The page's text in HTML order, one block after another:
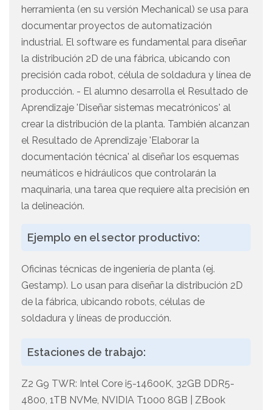
herramienta (en su versión Mechanical) se usa para
documentar proyectos de automatización
industrial. El software es fundamental para diseñar
la distribución 2D de una fábrica, ubicando con
precisión cada robot, célula de soldadura y línea de
producción. - El alumno desarrolla el Resultado de
Aprendizaje 'Diseñar sistemas mecatrónicos' al
crear la distribución de la planta. También alcanzan
el Resultado de Aprendizaje 'Elaborar la
documentación técnica' al diseñar los esquemas
neumáticos e hidráulicos que controlarán la
maquinaria, una tarea que requiere alta precisión en
la delineación.
Ejemplo en el sector productivo:
Oficinas técnicas de ingeniería de planta (ej.
Gestamp). Lo usan para diseñar la distribución 2D
de la fábrica, ubicando robots, células de
soldadura y líneas de producción.
Estaciones de trabajo:
Z2 G9 TWR: Intel Core i5-14600K, 32GB DDR5-
4800, 1TB NVMe, NVIDIA T1000 8GB | ZBook